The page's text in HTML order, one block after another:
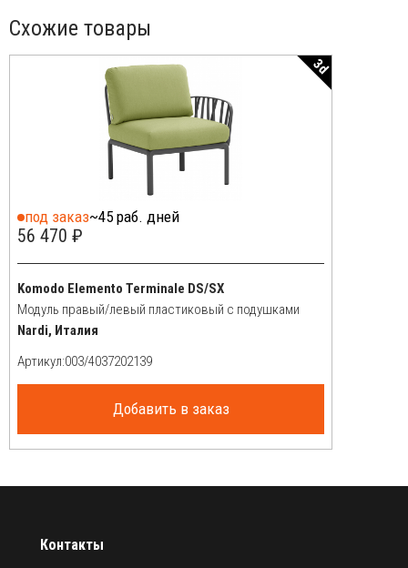
Схожие товары
3d
под заказ~45 раб. дней
56 470 ₽
Komodo Elemento Terminale DS/SX
Модуль правый/левый пластиковый с подушками
Nardi, Италия
Артикул:
Добавить в заказ
Контакты